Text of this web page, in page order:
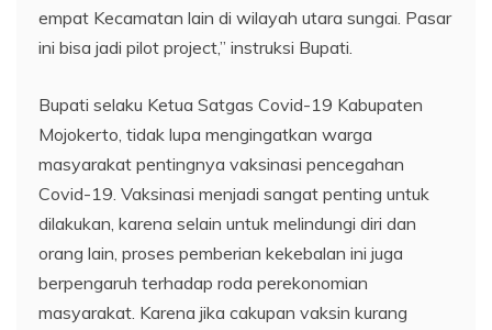
empat Kecamatan lain di wilayah utara sungai. Pasar
ini bisa jadi pilot project,” instruksi Bupati.
Bupati selaku Ketua Satgas Covid-19 Kabupaten
Mojokerto, tidak lupa mengingatkan warga
masyarakat pentingnya vaksinasi pencegahan
Covid-19. Vaksinasi menjadi sangat penting untuk
dilakukan, karena selain untuk melindungi diri dan
orang lain, proses pemberian kekebalan ini juga
berpengaruh terhadap roda perekonomian
masyarakat. Karena jika cakupan vaksin kurang